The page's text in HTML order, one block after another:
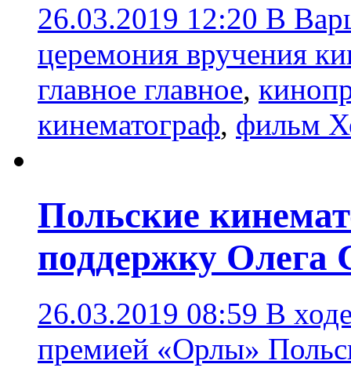
26.03.2019 12:20 В
церемония вручения
главное главное,
кинематограф, фильм
Польские
поддержку Олега
26.03.2019 08:59 В
премией «Орлы»